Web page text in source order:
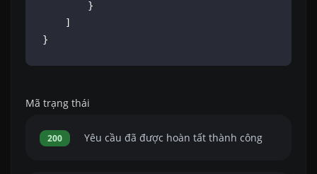
        }
}
Mã trạng thái
200 Yêu cầu đã được hoàn tất thành công